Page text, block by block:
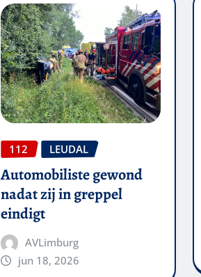
112 LEUDAL
Automobiliste gewond
nadat zij in greppel
eindigt
AVLimburg
jun 18, 2026